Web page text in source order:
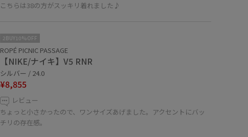
こちらは38の方がスッキリ着れました♪
2BUY10%OFF
ROPÉ PICNIC PASSAGE
【NIKE/ナイキ】V5 RNR
シルバー / 24.0
¥8,855
レビュー
ちょっと小さかったので、ワンサイズあげました。アクセントにバッ
チリの存在感。